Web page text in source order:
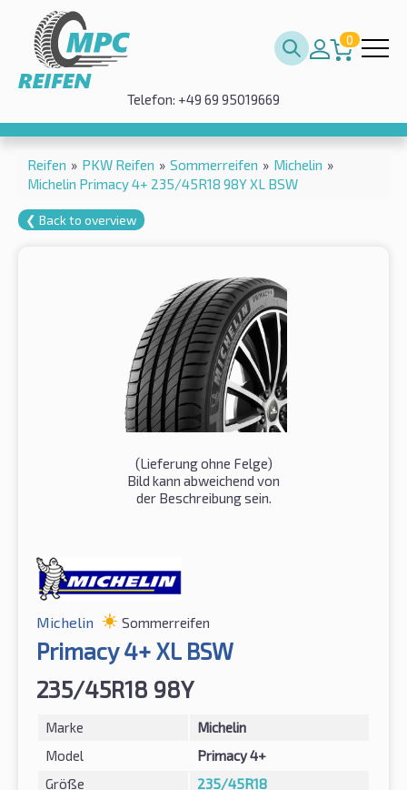
0
Telefon: +49 69 95019669
Reifen » PKW Reifen » Sommerreifen » Michelin »
Michelin Primacy 4+ 235/45R18 98Y XL BSW
❮ Back to overview
(Lieferung ohne Felge)
Bild kann abweichend von
der Beschreibung sein.
Michelin Sommerreifen
Primacy 4+ XL BSW
235/45R18 98Y
Marke
Michelin
Model
Primacy 4+
Größe
235/45R18